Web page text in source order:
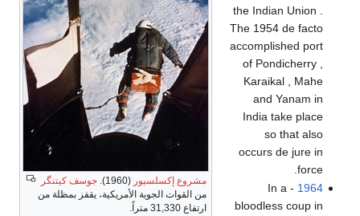
مشروع إكسلسيور (1960).
جوسف كيتنگر
من القوات الجوية الأمريكية، يقفز بمظلة من
ارتفاع 31,330 متراً.
the Indian Union .
The 1954 de facto
accomplished port
of Pondicherry ,
Karaikal , Mahe
and Yanam in
India take place
so that also
occurs de jure in
force.
1964
- In a
bloodless coup in